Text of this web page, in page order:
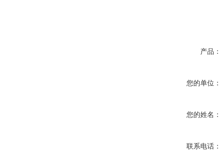
产品：
您的单位：
您的姓名：
联系电话：